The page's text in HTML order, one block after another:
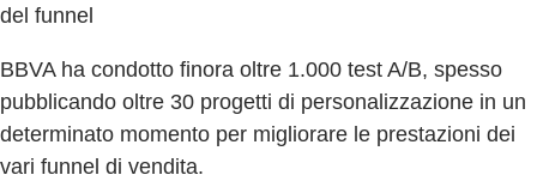
del funnel
BBVA ha condotto finora oltre 1.000 test A/B, spesso
pubblicando oltre 30 progetti di personalizzazione in un
determinato momento per migliorare le prestazioni dei
vari funnel di vendita.